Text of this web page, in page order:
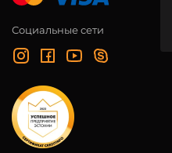
Социальные сети